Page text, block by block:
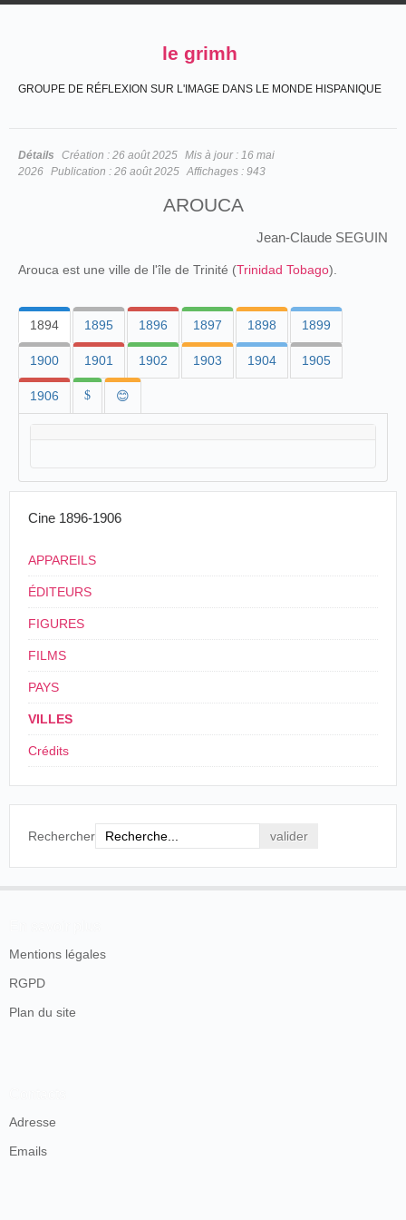
le grimh
GROUPE DE RÉFLEXION SUR L'IMAGE DANS LE MONDE HISPANIQUE
Détails Création : 26 août 2025 Mis à jour : 16 mai
2026 Publication : 26 août 2025 Affichages : 943
AROUCA
Jean-Claude SEGUIN
Arouca est une ville de l'île de Trinité (Trinidad Tobago).
1894 1895 1896 1897 1898 1899
1900 1901 1902 1903 1904 1905
1906 $ 😊
Cine 1896-1906
APPAREILS
ÉDITEURS
FIGURES
FILMS
PAYS
VILLES
Crédits
Rechercher
Mentions légales
RGPD
Plan du site
Adresse
Emails